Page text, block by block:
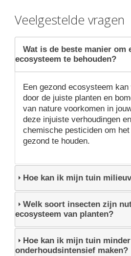
Veelgestelde vragen
Wat is de beste manier om
ecosysteem te behouden?
Een gezond ecosysteem kan
door de juiste planten en
van nature voorkomen in
deze injuiste verhoudingen
chemische pesticiden om
gezond te houden.
Hoe kan ik mijn tuin
Welk soort insecten zijn
ecosysteem van planten?
Hoe kan ik mijn tuin minder
onderhoudsintensief maken?